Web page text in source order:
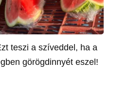
teszi a szíveddel, ha a
görögdinnyét eszel!